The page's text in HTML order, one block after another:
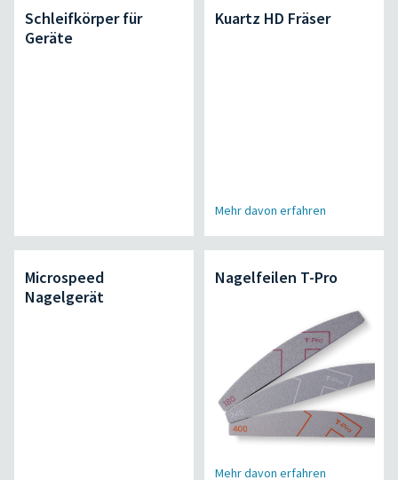
Schleifkörper für
Geräte
Kuartz HD Fräser
Mehr davon erfahren
Microspeed
Nagelgerät
Nagelfeilen T-Pro
Mehr davon erfahren